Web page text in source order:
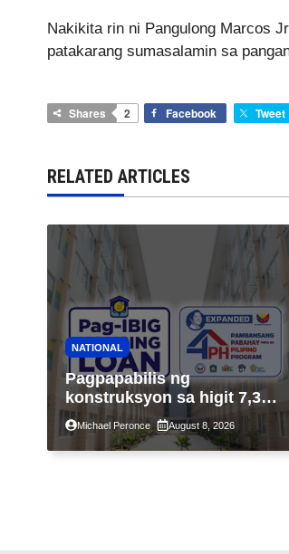
Nakikita rin ni Pangulong Marcos
patakarang sumasalamin sa
Shares 2 Facebook Tweet
RELATED ARTICLES
NATIONAL
Pagpapabilis ng
konstruksyon sa higit 7,300
kabahayan sa ilalim ng
Expanded 4PH, posible na
sa pagtutulungan ng Pag-
Michael Peronce August 8, 2026